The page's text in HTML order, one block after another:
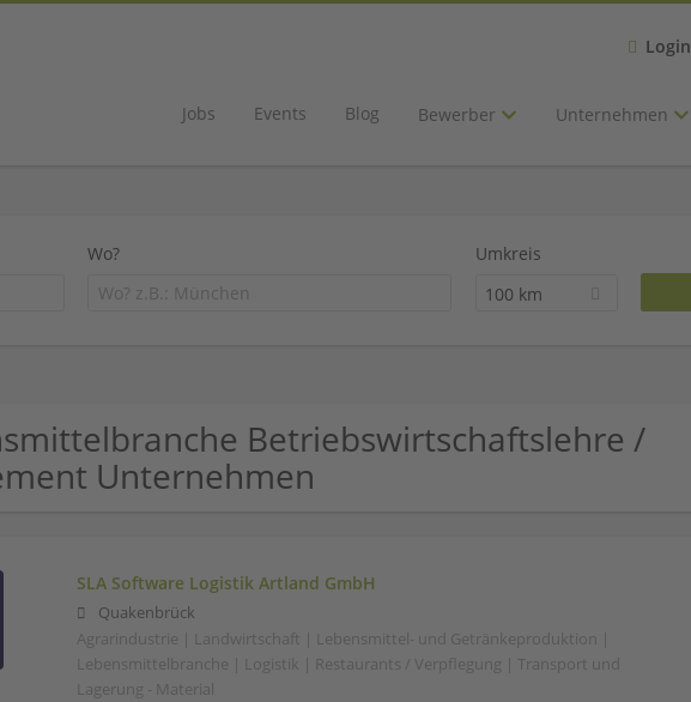
Login
Jobs Events Blog Bewerber Unternehmen
Wo?
Umkreis
100 km
Betriebswirtschaftslehre /
Unternehmen
SLA Software Logistik Artland GmbH
Quakenbrück
Agrarindustrie | Landwirtschaft | Lebensmittel- und Getränkeproduktion |
Lebensmittelbranche | Logistik | Restaurants / Verpflegung | Transport und
Lagerung - Material